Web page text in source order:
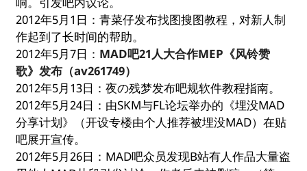
2012年5月1日：青菜仔发布找图搜图教程，对新人制
作起到了长时间的帮助。
2012年5月7日： MAD吧21人大合作MEP《风铃赞
歌》发布（av261749）
2012年5月13日：夜の残梦发布吧规软件教程指南。
2012年5月24日：由SKM与FL论坛举办的《埋没MAD
分享计划》（开设专楼由个人推荐被埋没MAD）在贴
吧展开宣传。
2012年5月26日：MAD吧众员发现B站有人作品大量盗